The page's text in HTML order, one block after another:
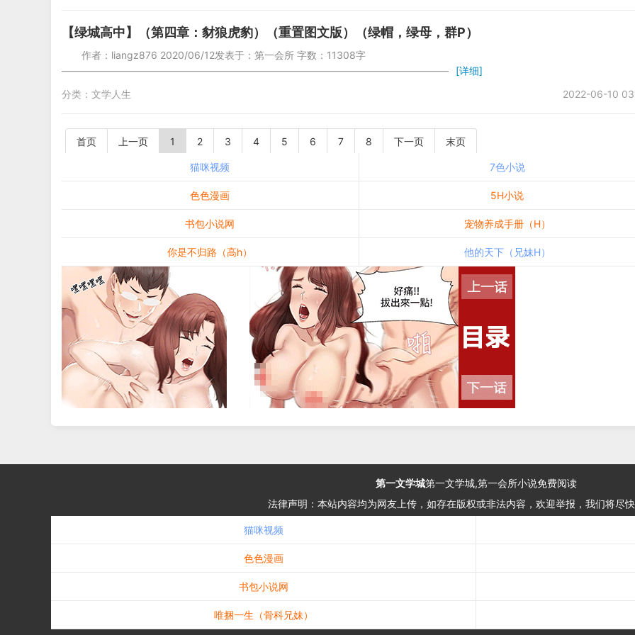
【绿城高中】（第四章：豺狼虎豹）（重置图文版）（绿帽，绿母，群P）
作者：liangz876 2020/06/12发表于：第一会所 字数：11308字
———————————————————————————————————————
[详细]
2022-06-10
分类： 文学人生
首页 上一页 1 2 3 4 5 6 7 8 下一页 末页
猫咪视频 7色小说
色色漫画 5H小说
书包小说网 宠物养成手册（H）
你是不归路（高h） 他的天下（兄妹H）
第一文学城第一文学城,第一会所小说免费阅读
法律声明：本站内容均为网友上传，如存在版权或非法内容，欢迎举报，我们将尽
猫咪视频
色色漫画
书包小说网
唯捆一生（骨科兄妹）